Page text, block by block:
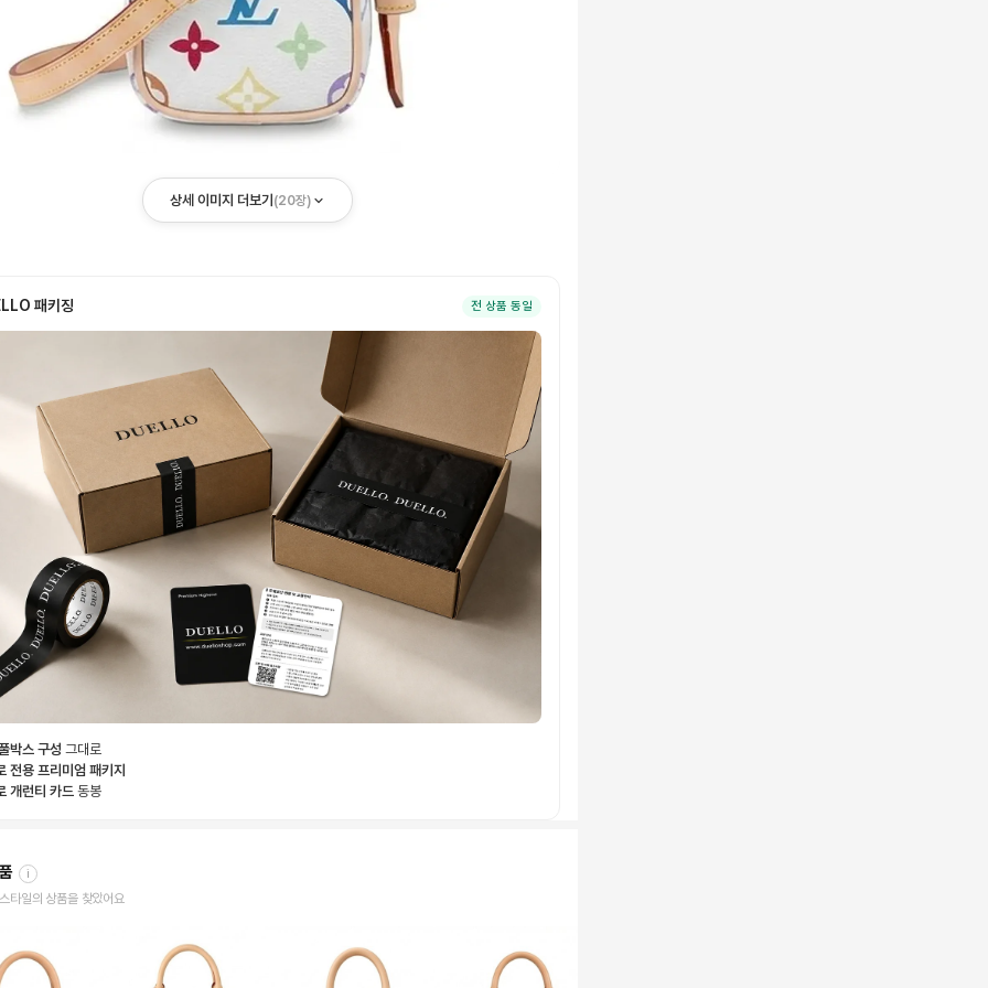
상세 이미지 더보기 (20장)
패키징 전 상품 동일
박스 구성 그대로
전용 프리미엄 패키지
개런티 카드 동봉
i
타일의 상품을 찾았어요